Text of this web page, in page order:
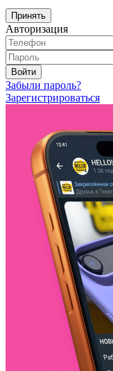
Принять
Авторизация
Войти
Забыли пароль?
Зарегистрироваться